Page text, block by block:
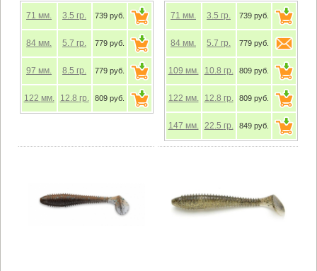
71 мм. 3.5 гр. 739 руб.
84 мм. 5.7 гр. 779 руб.
97 мм. 8.5 гр. 779 руб.
122 мм. 12.8 гр. 809 руб.
71 мм. 3.5 гр. 739 руб.
84 мм. 5.7 гр. 779 руб.
109 мм. 10.8 гр. 809 руб.
122 мм. 12.8 гр. 809 руб.
147 мм. 22.5 гр. 849 руб.